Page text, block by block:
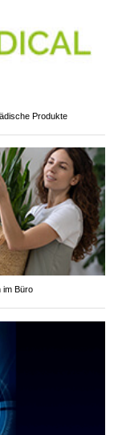
Produkte
im Büro